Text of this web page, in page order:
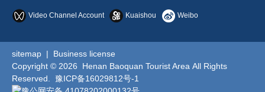
Video Channel Account Kuaishou Weibo
sitemap | Business license
Copyright © 2026 Henan Baoquan Tourist Area All Rights
Reserved.
豫ICP备16029812号-1